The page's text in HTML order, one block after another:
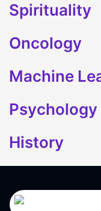
Spirituality
Oncology
Machine
Psychology
History